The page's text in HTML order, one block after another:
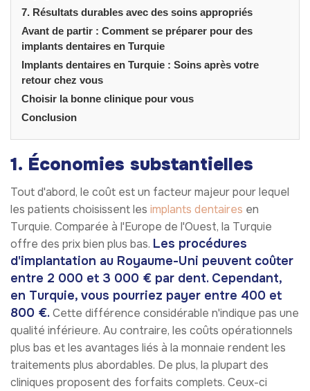
7. Résultats durables avec des soins appropriés
Avant de partir : Comment se préparer pour des
implants dentaires en Turquie
Implants dentaires en Turquie : Soins après votre
retour chez vous
Choisir la bonne clinique pour vous
Conclusion
1. Économies substantielles
Tout d'abord, le coût est un facteur majeur pour lequel
les patients choisissent les implants dentaires en
Turquie. Comparée à l'Europe de l'Ouest, la Turquie
offre des prix bien plus bas. Les procédures
d'implantation au Royaume-Uni peuvent coûter
entre 2 000 et 3 000 € par dent. Cependant,
en Turquie, vous pourriez payer entre 400 et
800 €.Cette différence considérable n'indique pas une
qualité inférieure. Au contraire, les coûts opérationnels
plus bas et les avantages liés à la monnaie rendent les
traitements plus abordables. De plus, la plupart des
cliniques proposent des forfaits complets. Ceux-ci